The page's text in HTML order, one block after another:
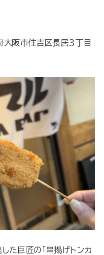
阪市住吉区長居３丁目
た巨匠の「串揚げトンカ